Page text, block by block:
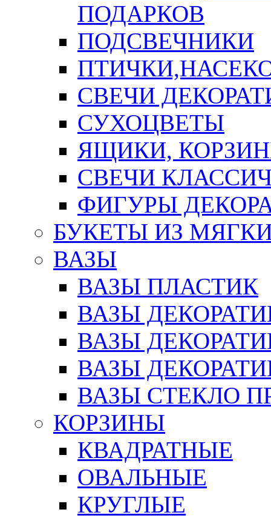
ПОДАРКОВ
ПОДСВЕЧНИКИ
СВЕЧИ
СУХОЦВЕТЫ
ЯЩИКИ,
СВЕЧИ
ФИГУРЫ
БУКЕТЫ ИЗ
ВАЗЫ
ВАЗЫ ПЛАСТИК
ВАЗЫ
ВАЗЫ
ВАЗЫ
ВАЗЫ СТЕКЛО
КОРЗИНЫ
КВАДРАТНЫЕ
ОВАЛЬНЫЕ
КРУГЛЫЕ